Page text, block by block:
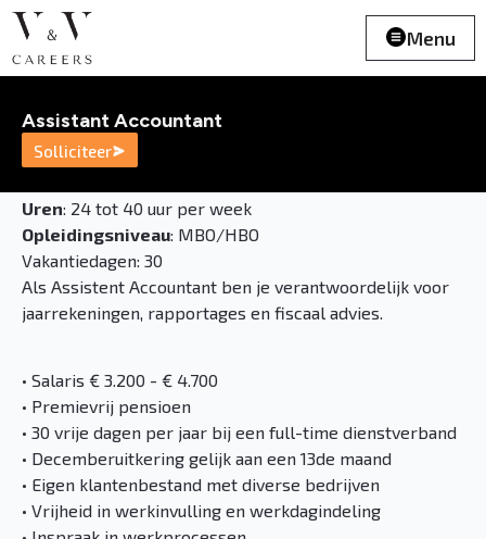
Menu
Assistant Accountant
Solliciteer
Uren: 24 tot 40 uur per week
Opleidingsniveau: MBO/HBO
Vakantiedagen: 30
Als Assistent Accountant ben je verantwoordelijk voor
jaarrekeningen, rapportages en fiscaal advies.
• Salaris € 3.200 - € 4.700
• Premievrij pensioen
• 30 vrije dagen per jaar bij een full-time dienstverband
• Decemberuitkering gelijk aan een 13de maand
• Eigen klantenbestand met diverse bedrijven
• Vrijheid in werkinvulling en werkdagindeling